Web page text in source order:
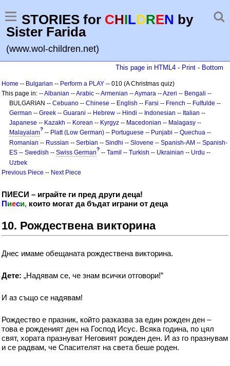
STORIES for CHILDREN by
Sister Farida
(www.wol-children.net)
This page in HTML4 - Print - Bottom
Home -- Bulgarian -- Perform a PLAY -- 010 (A Christmas quiz)
This page in: --Albanian --Arabic --Armenian --Aymara --Azeri -- Bengali --
BULGARIAN -- Cebuano -- Chinese -- English -- Farsi -- French -- Fulfulde --
German -- Greek -- Guarani -- Hebrew -- Hindi -- Indonesian -- Italian --
Japanese -- Kazakh -- Korean -- Kyrgyz -- Macedonian -- Malagasy --
Malayalam? -- Platt (Low German) -- Portuguese -- Punjabi -- Quechua --
Romanian -- Russian -- Serbian -- Sindhi -- Slovene -- Spanish-AM -- Spanish-
ES -- Swedish -- Swiss German? -- Tamil -- Turkish -- Ukrainian -- Urdu --
Uzbek
Previous Piece -- Next Piece
ПИЕСИ – играйте ги пред други деца!
Пиеси, които могат да бъдат играни от деца
10. Рождествена викторина
Днес имаме обещаната рождествена викторина.
Дете: „Надявам се, че знам всички отговори!”
И аз също се надявам!
Рождество е празник, който разказва за един рожден ден –
това е рожденият ден на Господ Исус. Всяка година, по цял
свят, хората празнуват Неговият рожден ден. И аз го празнувам
и се радвам, че Спасителят на света беше роден.